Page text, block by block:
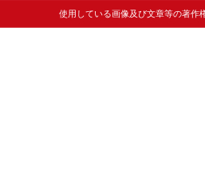
使用している画像及び文章等の著